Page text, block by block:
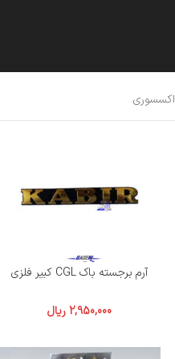
اکسسوری
آرم برجسته باک CGL کبیر فلزی
2,950,000 ریال